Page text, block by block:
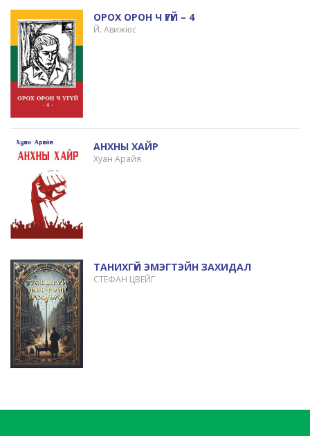
ОРОХ ОРОН Ч ҮГҮЙ – 4
Й. Авижюс
АНХНЫ ХАЙР
Хуан Арайя
ТАНИХГҮЙ ЭМЭГТЭЙН ЗАХИДАЛ
СТЕФАН ЦВЕЙГ